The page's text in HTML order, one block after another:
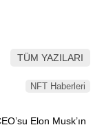
TÜM YAZILARI
NFT Haberleri